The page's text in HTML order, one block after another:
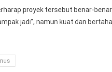
proyek tersebut benar-
jadi”, namun kuat dan